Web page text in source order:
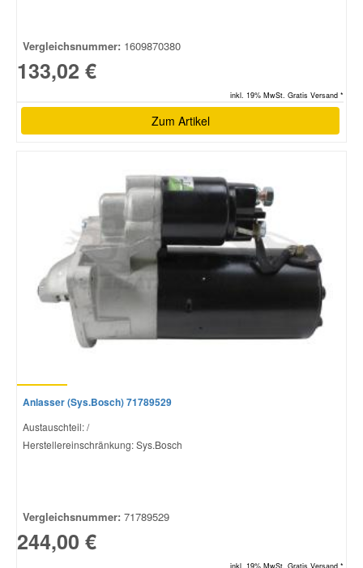
Vergleichsnummer: 1609870380
133,02 €
inkl. 19% MwSt. Gratis Versand *
Zum Artikel
Anlasser (Sys.Bosch) 71789529
Austauschteil: /
Herstellereinschränkung: Sys.Bosch
Vergleichsnummer: 71789529
244,00 €